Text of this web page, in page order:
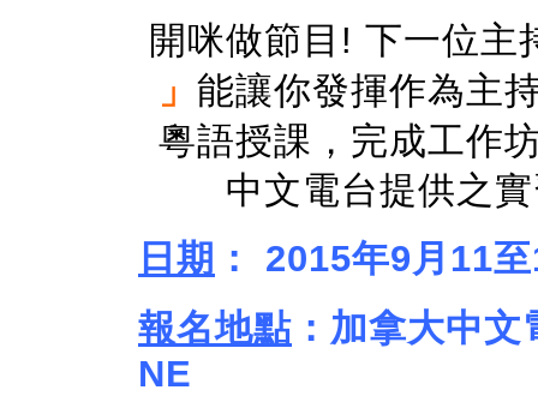
開咪做節目! 下一位
」 能讓你發揮作為主
粵語授課，完成工作
中文電台提供之
日期 ： 2015年9月11
報名地點 ：加拿大中
NE